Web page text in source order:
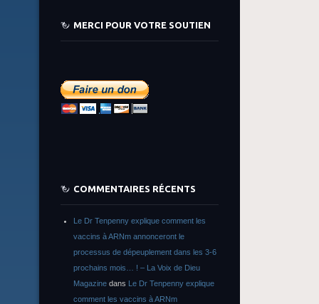
MERCI POUR VOTRE SOUTIEN
COMMENTAIRES RÉCENTS
Le Dr Tenpenny explique comment les
vaccins à ARNm annonceront le
processus de dépeuplement dans les 3-6
prochains mois… ! – La Voix de Dieu
Magazine dans Le Dr Tenpenny explique
comment les vaccins à ARNm